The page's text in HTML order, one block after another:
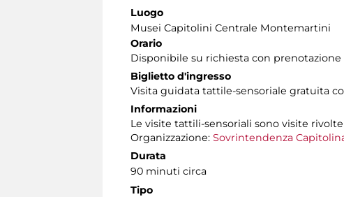
Luogo
Musei Capitolini Centrale Montemartini
Orario
Disponibile su richiesta con
Biglietto d'ingresso
Visita guidata tattile-sensoriale gratuita
Informazioni
Le visite tattili-sensoriali sono visite
Organizzazione: Sovrintendenza
Durata
90 minuti circa
Tipo